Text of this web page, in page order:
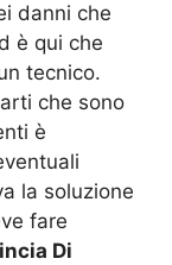
danni che
è qui che
tecnico.
che sono
è
la soluzione
fare
Di